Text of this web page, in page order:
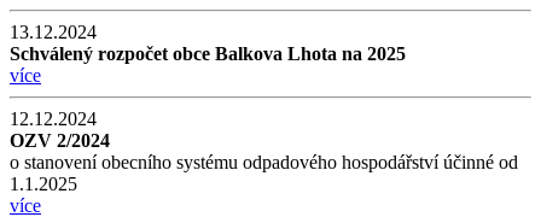
13.12.2024
Schválený rozpočet obce Balkova Lhota na 2025
více
12.12.2024
OZV 2/2024
o stanovení obecního systému odpadového hospodářství účinné od
1.1.2025
více